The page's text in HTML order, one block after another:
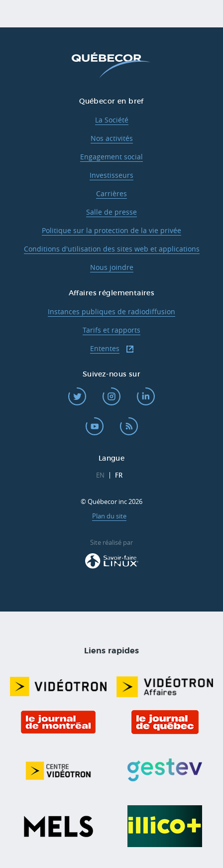
Québecor en bref
La Société
Nos activités
Engagement social
Investisseurs
Carrières
Salle de presse
Politique sur la protection de la vie privée
Conditions d'utilisation des sites web et applications
Nous joindre
Affaires réglementaires
Instances publiques de radiodiffusion
Tarifs et rapports
Ententes
Suivez-nous sur
Langue
EN FR
© Québecor inc 2026
Plan du site
Site réalisé par
Liens rapides